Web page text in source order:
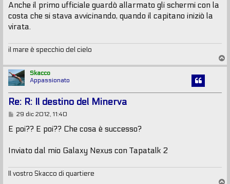
Anche il primo ufficiale guardò allarmato gli schermi con la
costa che si stava avvicinando, quando il capitano iniziò la
virata.
il mare è specchio del cielo
o
Skacco
Appassionato
Re: R: Il destino del Minerva
M
s
s
g
o
29 dic 2012, 11:40
E poi?? E poi?? Che cosa è successo?
Inviato dal mio Galaxy Nexus con Tapatalk 2
Il vostro Skacco di quartiere